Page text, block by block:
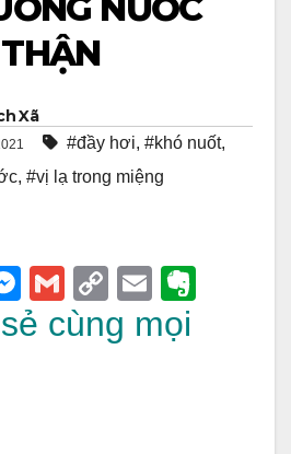
NƯỚC
Xã
#đầy hơi, #khó nuốt,
, #vị lạ trong miệng
M
e
G
m
C
o
p
E
m
ail
cùng mọi